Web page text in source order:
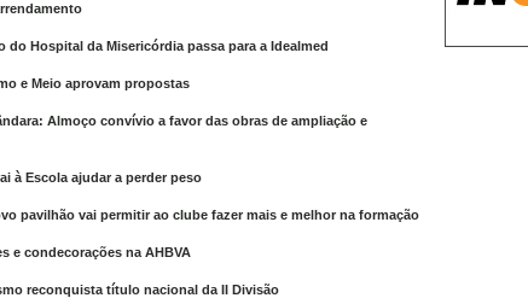
do Hospital da Misericórdia passa para a Idealmed
e Meio aprovam propostas
Almoço convívio a favor das obras de ampliação e
à Escola ajudar a perder peso
pavilhão vai permitir ao clube fazer mais e melhor na formação
e condecorações na AHBVA
reconquista título nacional da II Divisão